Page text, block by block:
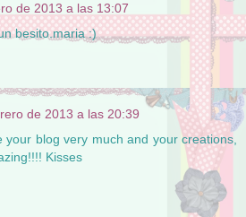
de 2013 a las 13:07
besito.maria :)
de 2013 a las 20:39
your blog very much and your creations,
Kisses